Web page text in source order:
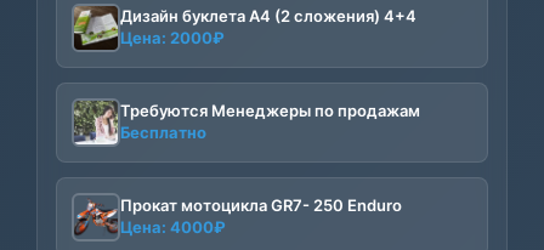
Дизайн буклета А4 (2 сложения) 4+4
Цена: 2000₽
Требуются Менеджеры по продажам
Бесплатно
Прокат мотоцикла GR7- 250 Enduro
Цена: 4000₽